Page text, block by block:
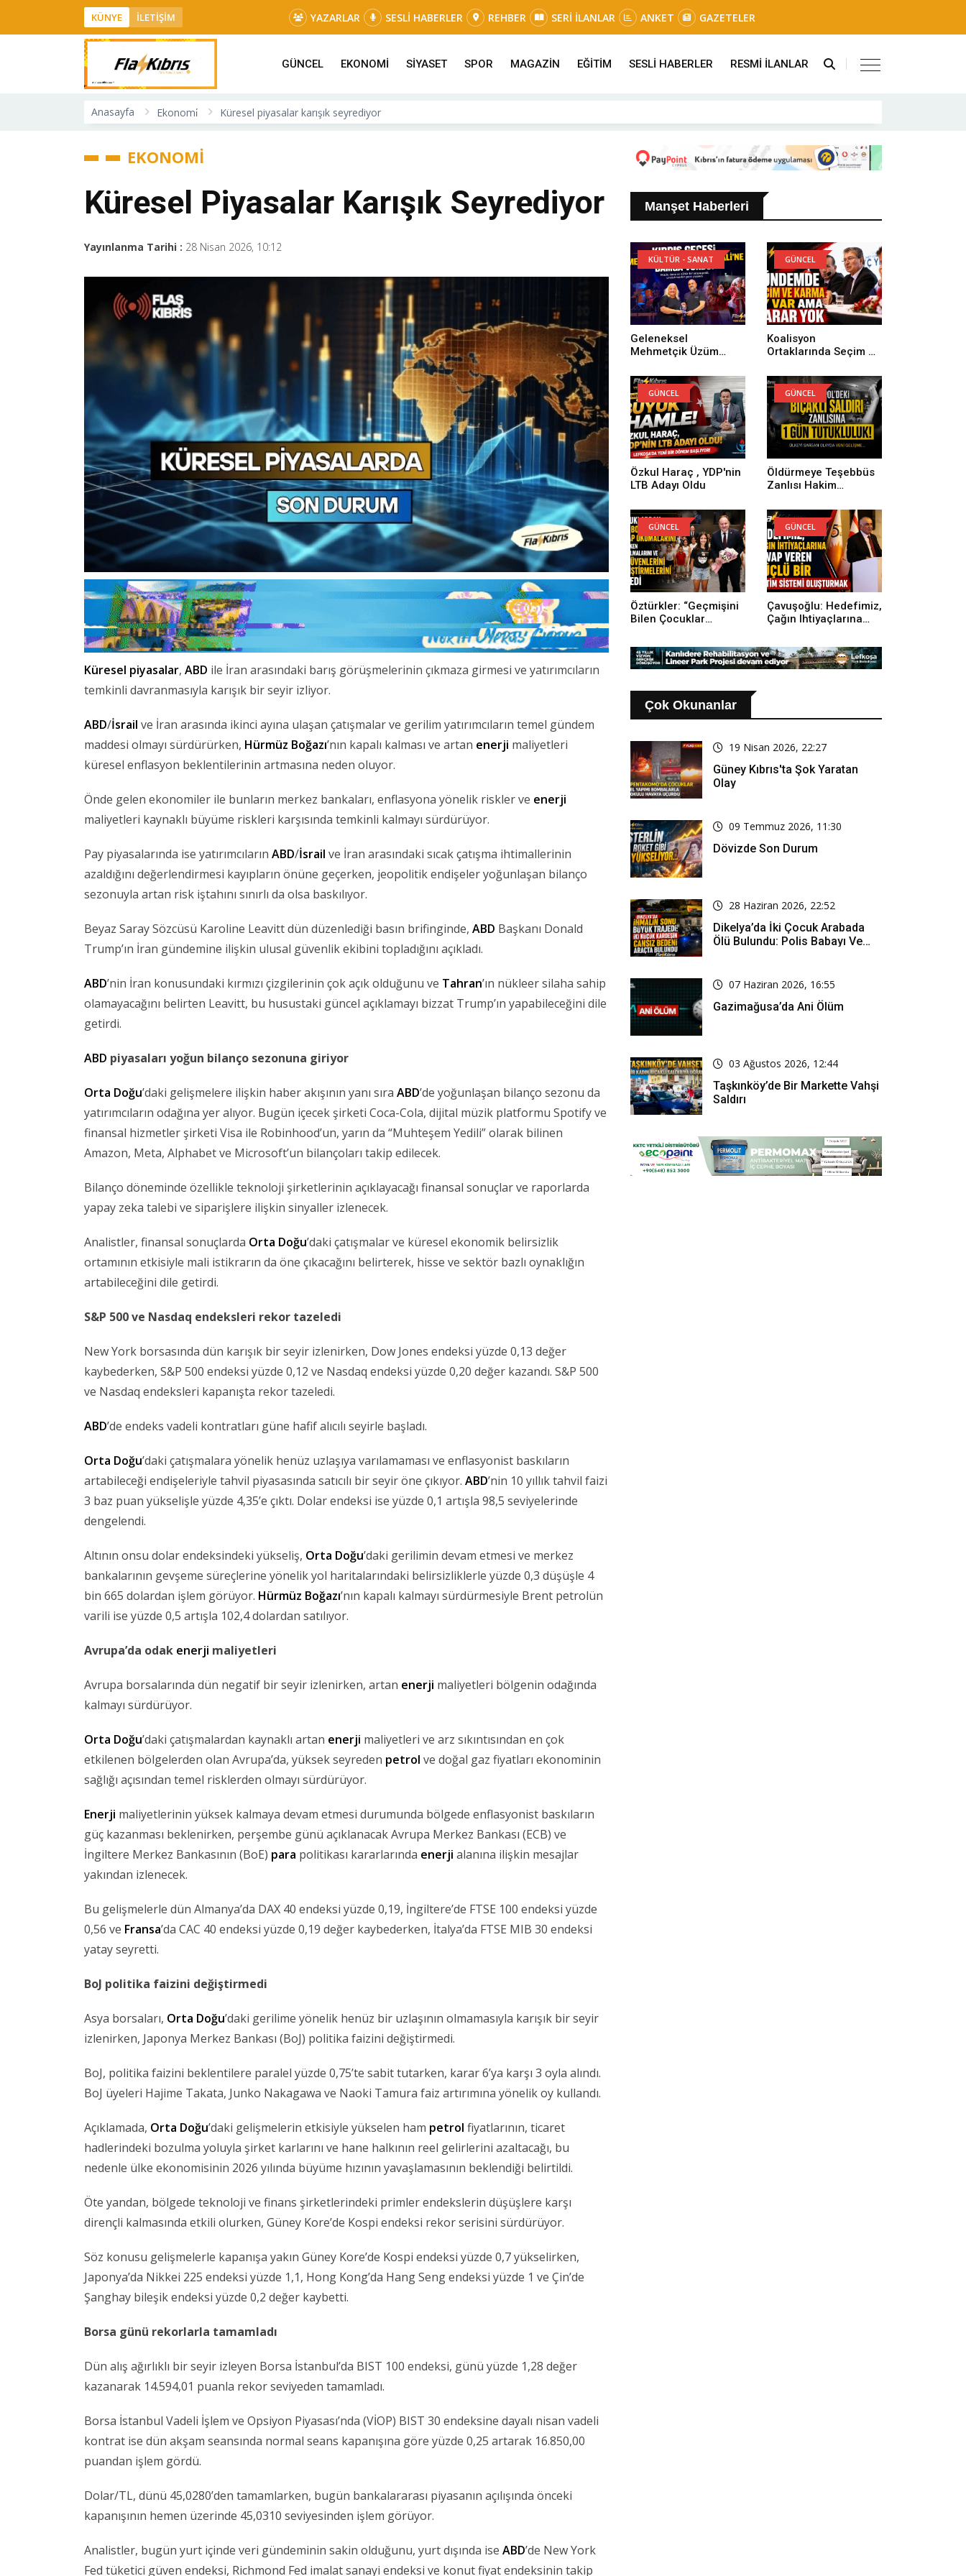
KÜNYE İLETİŞİM YAZARLAR SESLİ HABERLER REHBER SERİ İLANLAR ANKET GAZETELER
GÜNCEL EKONOMİ SİYASET SPOR MAGAZİN EĞİTİM SESLİ HABERLER RESMİ İLANLAR
Anasayfa Ekonomi̇ Küresel piyasalar karışık seyrediyor
EKONOMİ
Küresel Piyasalar Karışık Seyrediyor
Yayınlanma Tarihi : 28 Nisan 2026, 10:12
Küresel piyasalar, ABD ile İran arasındaki barış görüşmelerinin çıkmaza girmesi ve yatırımcıların
temkinli davranmasıyla karışık bir seyir izliyor.
ABD/İsrail ve İran arasında ikinci ayına ulaşan çatışmalar ve gerilim yatırımcıların temel gündem
maddesi olmayı sürdürürken, Hürmüz Boğazı’nın kapalı kalması ve artan enerji maliyetleri
küresel enflasyon beklentilerinin artmasına neden oluyor.
Önde gelen ekonomiler ile bunların merkez bankaları, enflasyona yönelik riskler ve enerji
maliyetleri kaynaklı büyüme riskleri karşısında temkinli kalmayı sürdürüyor.
Pay piyasalarında ise yatırımcıların ABD/İsrail ve İran arasındaki sıcak çatışma ihtimallerinin
azaldığını değerlendirmesi kayıpların önüne geçerken, jeopolitik endişeler yoğunlaşan bilanço
sezonuyla artan risk iştahını sınırlı da olsa baskılıyor.
Beyaz Saray Sözcüsü Karoline Leavitt dün düzenlediği basın brifinginde, ABD Başkanı Donald
Trump’ın İran gündemine ilişkin ulusal güvenlik ekibini topladığını açıkladı.
ABD’nin İran konusundaki kırmızı çizgilerinin çok açık olduğunu ve Tahran’ın nükleer silaha sahip
olamayacağını belirten Leavitt, bu husustaki güncel açıklamayı bizzat Trump’ın yapabileceğini dile
getirdi.
ABD piyasaları yoğun bilanço sezonuna giriyor
Orta Doğu’daki gelişmelere ilişkin haber akışının yanı sıra ABD’de yoğunlaşan bilanço sezonu da
yatırımcıların odağına yer alıyor. Bugün içecek şirketi Coca-Cola, dijital müzik platformu Spotify ve
finansal hizmetler şirketi Visa ile Robinhood’un, yarın da “Muhteşem Yedili” olarak bilinen
Amazon, Meta, Alphabet ve Microsoft’un bilançoları takip edilecek.
Bilanço döneminde özellikle teknoloji şirketlerinin açıklayacağı finansal sonuçlar ve raporlarda
yapay zeka talebi ve siparişlere ilişkin sinyaller izlenecek.
Analistler, finansal sonuçlarda Orta Doğu’daki çatışmalar ve küresel ekonomik belirsizlik
ortamının etkisiyle mali istikrarın da öne çıkacağını belirterek, hisse ve sektör bazlı oynaklığın
artabileceğini dile getirdi.
S&P 500 ve Nasdaq endeksleri rekor tazeledi
New York borsasında dün karışık bir seyir izlenirken, Dow Jones endeksi yüzde 0,13 değer
kaybederken, S&P 500 endeksi yüzde 0,12 ve Nasdaq endeksi yüzde 0,20 değer kazandı. S&P 500
ve Nasdaq endeksleri kapanışta rekor tazeledi.
ABD’de endeks vadeli kontratları güne hafif alıcılı seyirle başladı.
Orta Doğu’daki çatışmalara yönelik henüz uzlaşıya varılamaması ve enflasyonist baskıların
artabileceği endişeleriyle tahvil piyasasında satıcılı bir seyir öne çıkıyor. ABD’nin 10 yıllık tahvil faizi
3 baz puan yükselişle yüzde 4,35’e çıktı. Dolar endeksi ise yüzde 0,1 artışla 98,5 seviyelerinde
dengelendi.
Altının onsu dolar endeksindeki yükseliş, Orta Doğu’daki gerilimin devam etmesi ve merkez
bankalarının gevşeme süreçlerine yönelik yol haritalarındaki belirsizliklerle yüzde 0,3 düşüşle 4
bin 665 dolardan işlem görüyor. Hürmüz Boğazı’nın kapalı kalmayı sürdürmesiyle Brent petrolün
varili ise yüzde 0,5 artışla 102,4 dolardan satılıyor.
Avrupa’da odak enerji maliyetleri
Avrupa borsalarında dün negatif bir seyir izlenirken, artan enerji maliyetleri bölgenin odağında
kalmayı sürdürüyor.
Orta Doğu’daki çatışmalardan kaynaklı artan enerji maliyetleri ve arz sıkıntısından en çok
etkilenen bölgelerden olan Avrupa’da, yüksek seyreden petrol ve doğal gaz fiyatları ekonominin
sağlığı açısından temel risklerden olmayı sürdürüyor.
Enerji maliyetlerinin yüksek kalmaya devam etmesi durumunda bölgede enflasyonist baskıların
güç kazanması beklenirken, perşembe günü açıklanacak Avrupa Merkez Bankası (ECB) ve
İngiltere Merkez Bankasının (BoE) para politikası kararlarında enerji alanına ilişkin mesajlar
yakından izlenecek.
Bu gelişmelerle dün Almanya’da DAX 40 endeksi yüzde 0,19, İngiltere’de FTSE 100 endeksi yüzde
0,56 ve Fransa’da CAC 40 endeksi yüzde 0,19 değer kaybederken, İtalya’da FTSE MIB 30 endeksi
yatay seyretti.
BoJ politika faizini değiştirmedi
Asya borsaları, Orta Doğu’daki gerilime yönelik henüz bir uzlaşının olmamasıyla karışık bir seyir
izlenirken, Japonya Merkez Bankası (BoJ) politika faizini değiştirmedi.
BoJ, politika faizini beklentilere paralel yüzde 0,75’te sabit tutarken, karar 6’ya karşı 3 oyla alındı.
BoJ üyeleri Hajime Takata, Junko Nakagawa ve Naoki Tamura faiz artırımına yönelik oy kullandı.
Açıklamada, Orta Doğu’daki gelişmelerin etkisiyle yükselen ham petrol fiyatlarının, ticaret
hadlerindeki bozulma yoluyla şirket karlarını ve hane halkının reel gelirlerini azaltacağı, bu
nedenle ülke ekonomisinin 2026 yılında büyüme hızının yavaşlamasının beklendiği belirtildi.
Öte yandan, bölgede teknoloji ve finans şirketlerindeki primler endekslerin düşüşlere karşı
dirençli kalmasında etkili olurken, Güney Kore’de Kospi endeksi rekor serisini sürdürüyor.
Söz konusu gelişmelerle kapanışa yakın Güney Kore’de Kospi endeksi yüzde 0,7 yükselirken,
Japonya’da Nikkei 225 endeksi yüzde 1,1, Hong Kong’da Hang Seng endeksi yüzde 1 ve Çin’de
Şanghay bileşik endeksi yüzde 0,2 değer kaybetti.
Borsa günü rekorlarla tamamladı
Dün alış ağırlıklı bir seyir izleyen Borsa İstanbul’da BIST 100 endeksi, günü yüzde 1,28 değer
kazanarak 14.594,01 puanla rekor seviyeden tamamladı.
Borsa İstanbul Vadeli İşlem ve Opsiyon Piyasası’nda (VİOP) BIST 30 endeksine dayalı nisan vadeli
kontrat ise dün akşam seansında normal seans kapanışına göre yüzde 0,25 artarak 16.850,00
puandan işlem gördü.
Dolar/TL, dünü 45,0280’den tamamlarken, bugün bankalararası piyasanın açılışında önceki
kapanışının hemen üzerinde 45,0310 seviyesinden işlem görüyor.
Analistler, bugün yurt içinde veri gündeminin sakin olduğunu, yurt dışında ise ABD’de New York
Fed tüketici güven endeksi, Richmond Fed imalat sanayi endeksi ve konut fiyat endeksinin takip
Manşet Haberleri
KÜLTÜR - SANAT
Geleneksel
Mehmetçik Üzüm
Düzenlenen Kıbrıs
Gecesi, Büyük Ilgi
Gördü
GÜNCEL
Koalisyon
Ortaklarında Seçim Ve
Sürüyor: Henüz Ortak
Karar Yok
GÜNCEL
Özkul Haraç , YDP'nin
LTB Adayı Oldu
GÜNCEL
Öldürmeye Teşebbüs
Zanlısı Hakim
GÜNCEL
Öztürkler: “Geçmişini
Bilen Çocuklar
Inşa Eder”
GÜNCEL
Çavuşoğlu: Hedefimiz,
Çağın Ihtiyaçlarına
Bir Eğitim Sistemi
Oluşturmak
Çok Okunanlar
19 Nisan 2026, 22:27
Güney Kıbrıs'ta Şok Yaratan
Olay
09 Temmuz 2026, 11:30
Dövizde Son Durum
28 Haziran 2026, 22:52
Dikelya’da İki Çocuk Arabada
Ölü Bulundu: Polis Babayı Ve
07 Haziran 2026, 16:55
Gazimağusa’da Ani Ölüm
03 Ağustos 2026, 12:44
Taşkınköy’de Bir Markette Vahşi
Saldırı